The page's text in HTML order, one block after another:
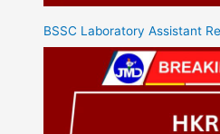
BSSC Laboratory Assistant